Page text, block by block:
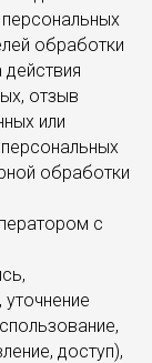
обработки
отзыв
или
обработки
с
доступ),